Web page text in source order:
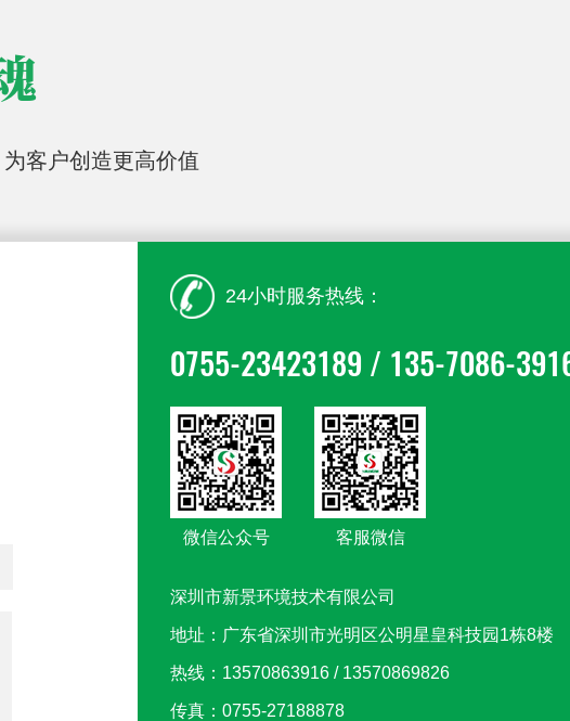
客户创造更高价值
24小时服务热线：
0755-23423189 / 135-7086-
微信公众号 客服微信
深圳市新景环境技术有限公司
地址：广东省深圳市光明区公明星皇科技园1栋8楼
热线：13570863916 / 13570869826
传真：0755-27188878